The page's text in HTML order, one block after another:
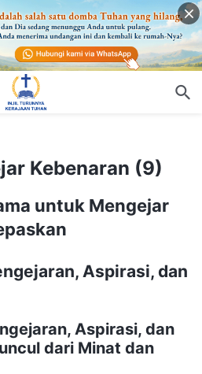
Kebenaran (9)
untuk Mengejar
Aspirasi, dan
Aspirasi, dan
dari Minat dan